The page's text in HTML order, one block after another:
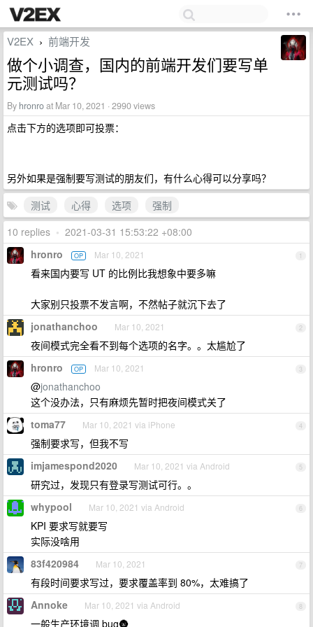
V2EX › 前端开发
做个小调查，国内的前端开发们要写单
元测试吗？
By hronroat Mar 10, 2021 · 2990 views
点击下方的选项即可投票：
另外如果是强制要写测试的朋友们，有什么心得可以分享吗？
测试
心得 选项
强制
10 replies • 2021-03-31 15:53:22 +08:00
1
hronro OP Mar 10, 2021
看来国内要写 UT 的比例比我想象中要多嘛
大家别只投票不发言啊，不然帖子就沉下去了
2
jonathanchoo Mar 10, 2021
夜间模式完全看不到每个选项的名字。。太尴尬了
3
hronro OP Mar 10, 2021
@jonathanchoo
这个没办法，只有麻烦先暂时把夜间模式关了
4
toma77 Mar 10, 2021 via iPhone
强制要求写，但我不写
5
imjamespond2020 Mar 10, 2021 via Android
研究过，发现只有登录写测试可行。。
6
whypool Mar 10, 2021 via Android
KPI 要求写就要写
实际没啥用
7
83f420984 Mar 10, 2021
有段时间要求写过，要求覆盖率到 80%，太难搞了
8
Annoke Mar 10, 2021 via Android
一般生产环境调 bug🌚